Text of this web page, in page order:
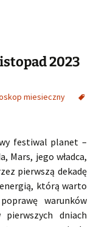
2023
miesieczny
festiwal planet –
Mars, jego władca,
pierwszą dekadę
którą warto
warunków
dniach